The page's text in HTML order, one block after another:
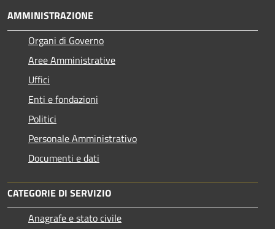
AMMINISTRAZIONE
Organi di Governo
Aree Amministrative
Uffici
Enti e fondazioni
Politici
Personale Amministrativo
Documenti e dati
CATEGORIE DI SERVIZIO
Anagrafe e stato civile